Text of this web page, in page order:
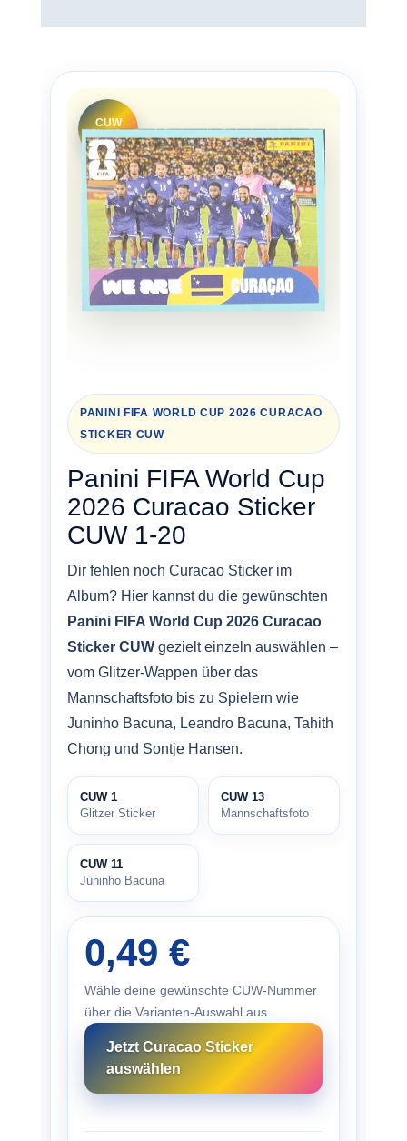
CUW
13
PANINI FIFA WORLD CUP 2026 CURACAO
STICKER CUW
Panini FIFA World Cup
2026 Curacao Sticker
CUW 1-20
Dir fehlen noch Curacao Sticker im
Album? Hier kannst du die gewünschten
Panini FIFA World Cup 2026 Curacao
Sticker CUW gezielt einzeln auswählen –
vom Glitzer-Wappen über das
Mannschaftsfoto bis zu Spielern wie
Juninho Bacuna, Leandro Bacuna, Tahith
Chong und Sontje Hansen.
CUW 1
Glitzer Sticker
CUW 13
Mannschaftsfoto
CUW 11
Juninho Bacuna
0,49 €
Wähle deine gewünschte CUW-Nummer
über die Varianten-Auswahl aus.
Jetzt Curacao Sticker
auswählen